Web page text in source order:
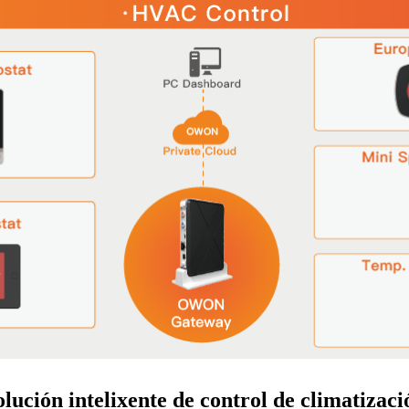
intelixente de control de